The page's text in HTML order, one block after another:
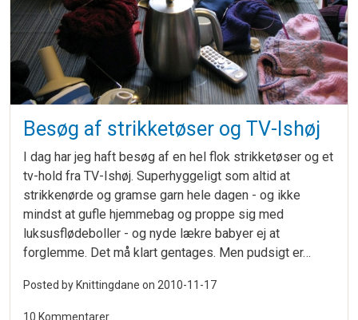
Besøg af strikketøser og TV-Ishøj
I dag har jeg haft besøg af en hel flok strikketøser og et
tv-hold fra TV-Ishøj. Superhyggeligt som altid at
strikkenørde og gramse garn hele dagen - og ikke
mindst at gufle hjemmebag og proppe sig med
luksusflødeboller - og nyde lækre babyer ej at
forglemme. Det må klart gentages. Men pudsigt er…
Posted by Knittingdane on 2010-11-17
10 Kommentarer